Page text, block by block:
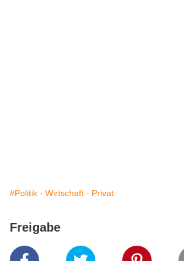
#Politik - Wirtschaft - Privat
Freigabe